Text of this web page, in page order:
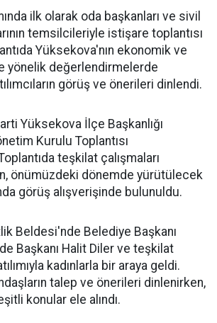
ilk olarak oda başkanları ve sivil
temsilcileriyle istişare toplantısı
Yüksekova'nın ekonomik ve
yönelik değerlendirmelerde
görüş ve önerileri dinlendi.
Yüksekova İlçe Başkanlığı
Kurulu Toplantısı
teşkilat çalışmaları
önümüzdeki dönemde yürütülecek
görüş alışverişinde bulunuldu.
Beldesi'nde Belediye Başkanı
Başkanı Halit Diler ve teşkilat
kadınlarla bir araya geldi.
talep ve önerileri dinlenirken,
konular ele alındı.